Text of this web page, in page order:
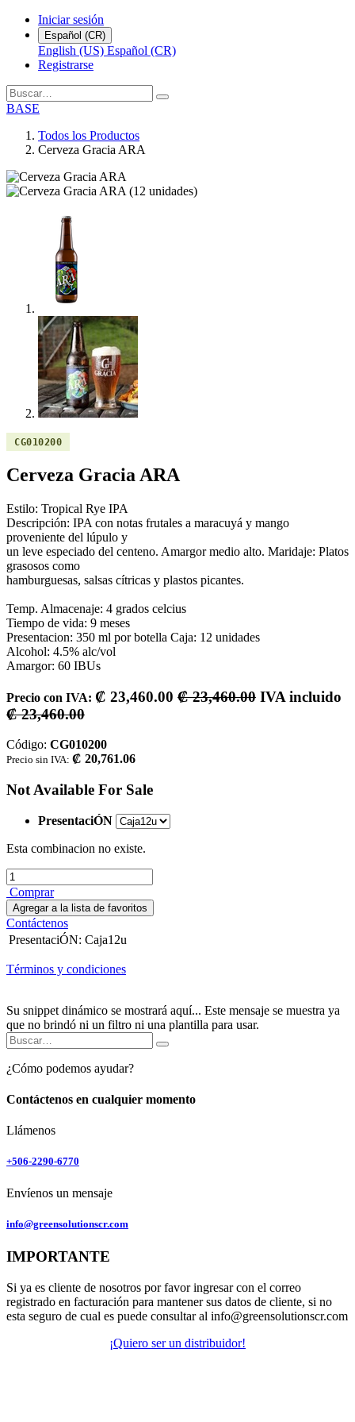
Iniciar sesión
Español (CR)
English (US) Español (CR)
Registrarse
BASE
Todos los Productos
Cerveza Gracia ARA
CG010200
Cerveza Gracia ARA
Estilo: Tropical Rye IPA
Descripción: IPA con notas frutales a maracuyá y mango
proveniente del lúpulo y
un leve especiado del centeno. Amargor medio alto. Maridaje: Platos
grasosos como
hamburguesas, salsas cítricas y plastos picantes.
Temp. Almacenaje: 4 grados celcius
Tiempo de vida: 9 meses
Presentacion: 350 ml por botella Caja: 12 unidades
Alcohol: 4.5% alc/vol
Amargor: 60 IBUs
Precio con IVA: ₡ 23,460.00 ₡23,460.00 IVA incluido
₡23,460.00
Código: CG010200
Precio sin IVA: ₡ 20,761.06
Not Available For Sale
PresentaciÓN
Esta combinacion no existe.
Comprar
Agregar a la lista de favoritos
Contáctenos
PresentaciÓN: Caja12u
Términos y condiciones
Su snippet dinámico se mostrará aquí... Este mensaje se muestra ya
que no brindó ni un filtro ni una plantilla para usar.
¿Cómo podemos ayudar?
Contáctenos en cualquier momento
Llámenos
+506-2290-6770
Envíenos un mensaje
info@greensolutionscr.com
IMPORTANTE
Si ya es cliente de nosotros por favor ingresar con el correo
registrado en facturación para mantener sus datos de cliente, si no
esta seguro de cual es puede consultar al info@greensolutionscr.com
¡Quiero ser un distribuidor!